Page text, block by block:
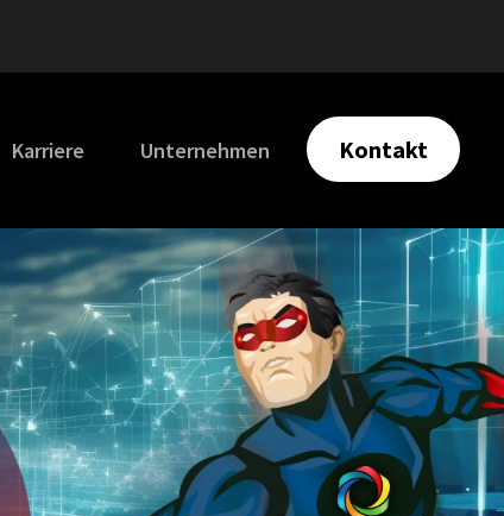
Karriere Unternehmen Kontakt